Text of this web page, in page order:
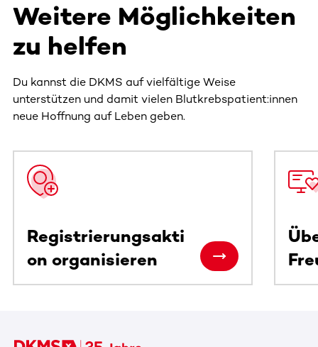
Weitere Möglichkeiten
zu helfen
Du kannst die DKMS auf vielfältige Weise
unterstützen und damit vielen Blutkrebspatient:innen
neue Hoffnung auf Leben geben.
Registrierungsakti
on organisieren